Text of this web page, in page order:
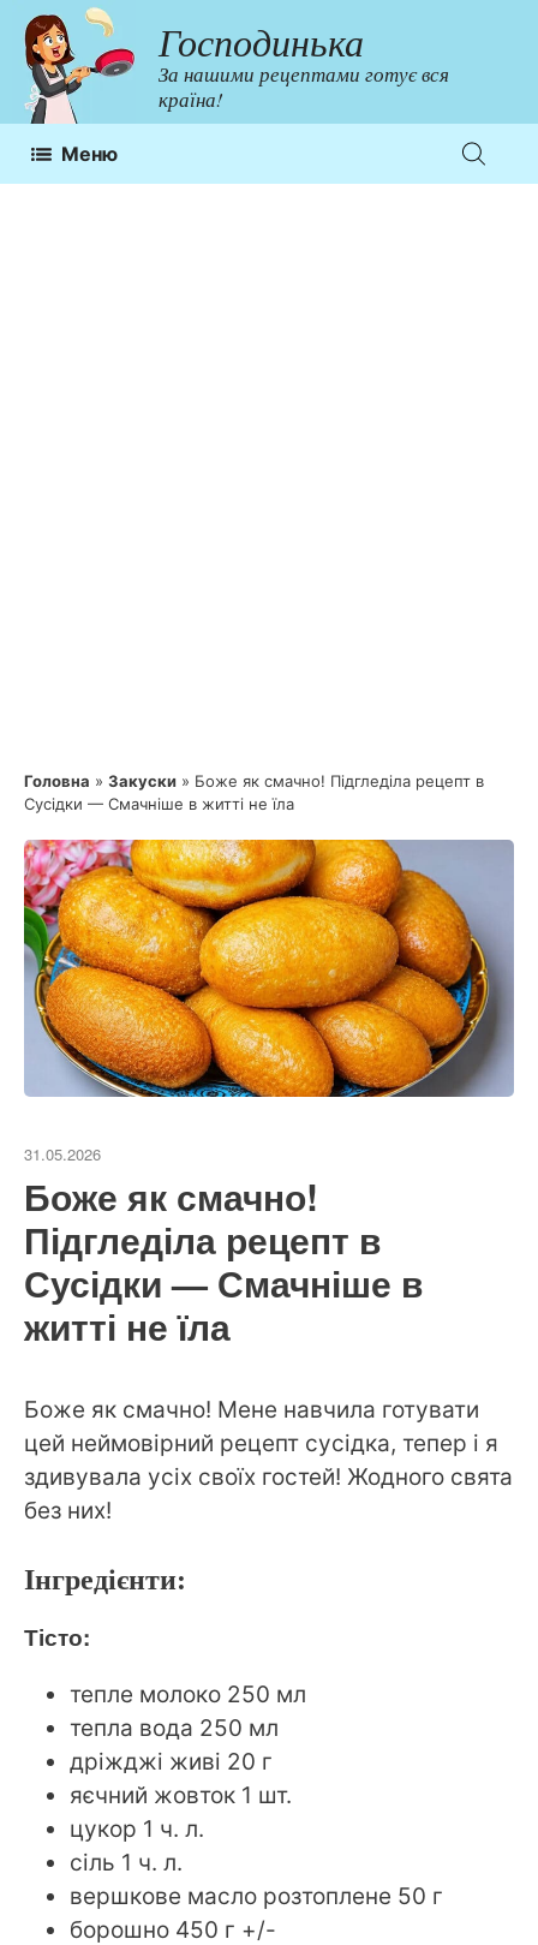
Перейти
до
контенту
Господинька
За нашими рецептами готує вся
країна!
Меню
Головна » Закуски » Боже як смачно! Підгледіла рецепт в
Сусідки — Смачніше в житті не їла
31.05.2026
Боже як смачно!
Підгледіла рецепт в
Сусідки — Смачніше в
житті не їла
Боже як смачно! Мене навчила готувати
цей неймовірний рецепт сусідка, тепер і я
здивувала усіх своїх гостей! Жодного свята
без них!
Інгредієнти:
Тісто:
тепле молоко 250 мл
тепла вода 250 мл
дріжджі живі 20 г
яєчний жовток 1 шт.
цукор 1 ч. л.
сіль 1 ч. л.
вершкове масло розтоплене 50 г
борошно 450 г +/-